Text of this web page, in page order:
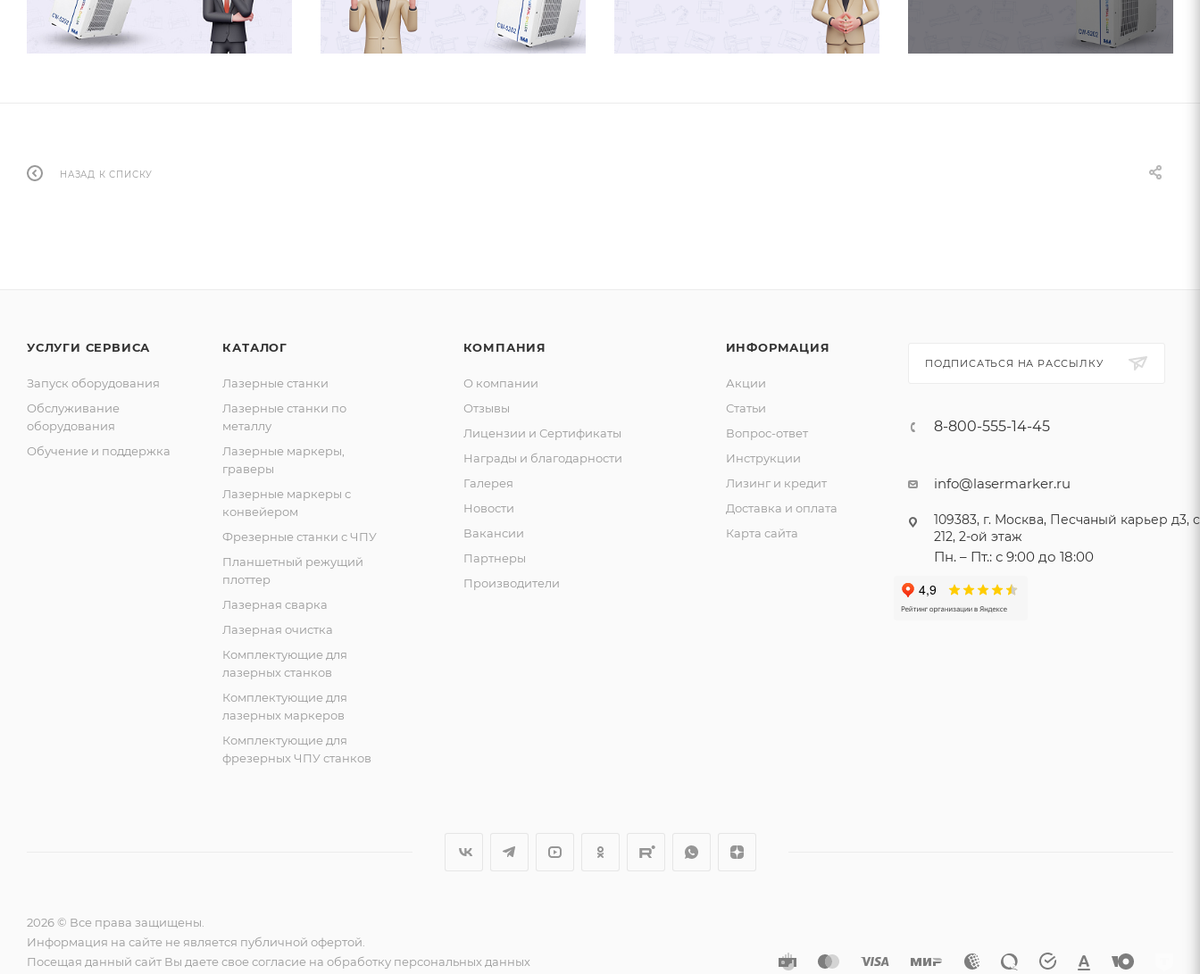
НАЗАД К СПИСКУ
УСЛУГИ СЕРВИСА
Запуск оборудования
Обслуживание
оборудования
Обучение и поддержка
КАТАЛОГ
Лазерные станки
Лазерные станки по
металлу
Лазерные маркеры,
граверы
Лазерные маркеры с
конвейером
Фрезерные станки с ЧПУ
Планшетный режущий
плоттер
Лазерная сварка
Лазерная очистка
Комплектующие для
лазерных станков
Комплектующие для
лазерных маркеров
Комплектующие для
фрезерных ЧПУ станков
КОМПАНИЯ
О компании
Отзывы
Лицензии и Сертификаты
Награды и благодарности
Галерея
Новости
Вакансии
Партнеры
Производители
ИНФОРМАЦИЯ
Акции
Статьи
Вопрос-ответ
Инструкции
Лизинг и кредит
Доставка и оплата
Карта сайта
ПОДПИСАТЬСЯ НА РАССЫЛКУ
8-800-555-14-45
info@lasermarker.ru
109383, г. Москва, Песчаный карьер д3,
212, 2-ой этаж
Пн. – Пт.: с 9:00 до 18:00
2026 © Все права защищены.
Информация на сайте не является публичной офертой.
Посещая данный сайт Вы даете свое согласие на обработку персональных данных